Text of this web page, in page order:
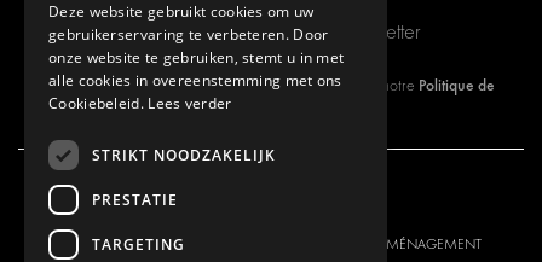
Inscription à notre newsletter
En vous abonnant à notre newsletter, vous approuvez notre Politique de
Confidentialité.
NOTRE OFFRE
SOLUTIONS D'AMÉNAGEMENT
SOLUTIONS D'AMÉNAGEMENT
Deze website gebruikt cookies om uw
gebruikerservaring te verbeteren. Door
onze website te gebruiken, stemt u in met
alle cookies in overeenstemming met ons
Cookiebeleid. Lees verder
STRIKT NOODZAKELIJK
PRESTATIE
TARGETING